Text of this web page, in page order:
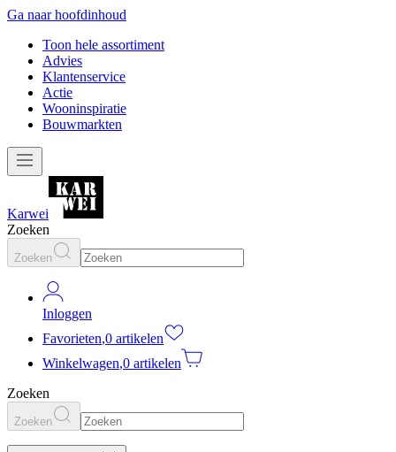
Ga naar hoofdinhoud
Toon hele assortiment
Advies
Klantenservice
Actie
Wooninspiratie
Bouwmarkten
Karwei
Zoeken
Zoeken
Inloggen
Favorieten,0 artikelen
Winkelwagen,0 artikelen
Zoeken
Zoeken